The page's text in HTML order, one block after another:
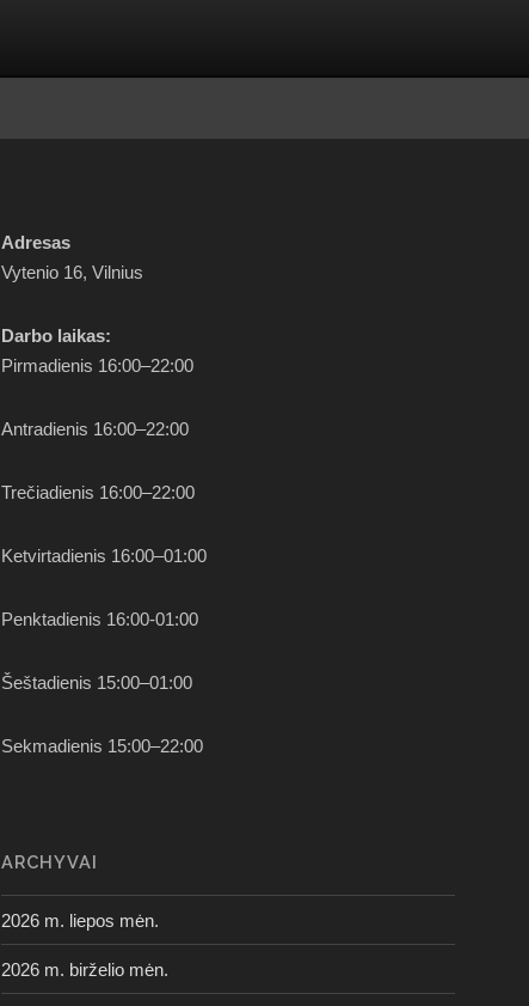
Adresas
Vytenio 16, Vilnius
Darbo laikas:
Pirmadienis 16:00–22:00
Antradienis 16:00–22:00
Trečiadienis 16:00–22:00
Ketvirtadienis 16:00–01:00
Penktadienis 16:00-01:00
Šeštadienis 15:00–01:00
Sekmadienis 15:00–22:00
ARCHYVAI
2026 m. liepos mėn.
2026 m. birželio mėn.